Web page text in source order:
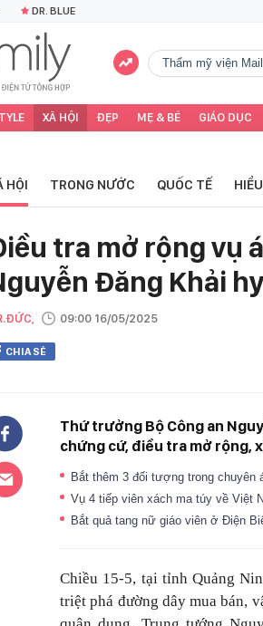
DR. BLUE
Thẩm mỹ viện
XÃ HỘI ĐẸP MẸ & BÉ GIÁO DỤC
HỘI TRONG NƯỚC QUỐC TẾ
tra mở rộng vụ
Đăng Khải
09:00 16/05/2025
CHIA SẺ
Thứ trưởng Bộ Công an
chứng cứ, điều tra mở rộng,
Bắt thêm 3 đối tượng trong chuyên
Vụ 4 tiếp viên xách ma túy về Việt
Bắt quả tang nữ giáo viên ở Điện
Chiều 15-5, tại tỉnh Quảng
triệt phá đường dây mua bán,